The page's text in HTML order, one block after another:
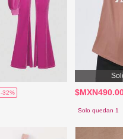
-32%
Solo quedan 1